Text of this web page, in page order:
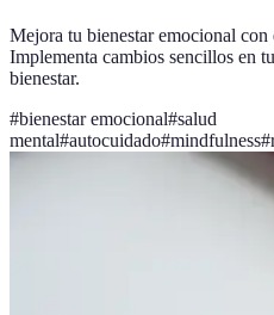
Mejora tu bienestar emocional con
Implementa cambios sencillos en
bienestar.
#bienestar emocional#salud
mental#autocuidado#mindfulness#